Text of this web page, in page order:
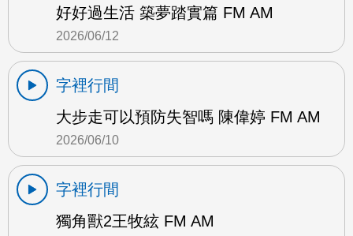
好好過生活 築夢踏實篇 FM AM
2026/06/12
字裡行間
大步走可以預防失智嗎 陳偉婷 FM AM
2026/06/10
字裡行間
獨角獸2王牧絃 FM AM